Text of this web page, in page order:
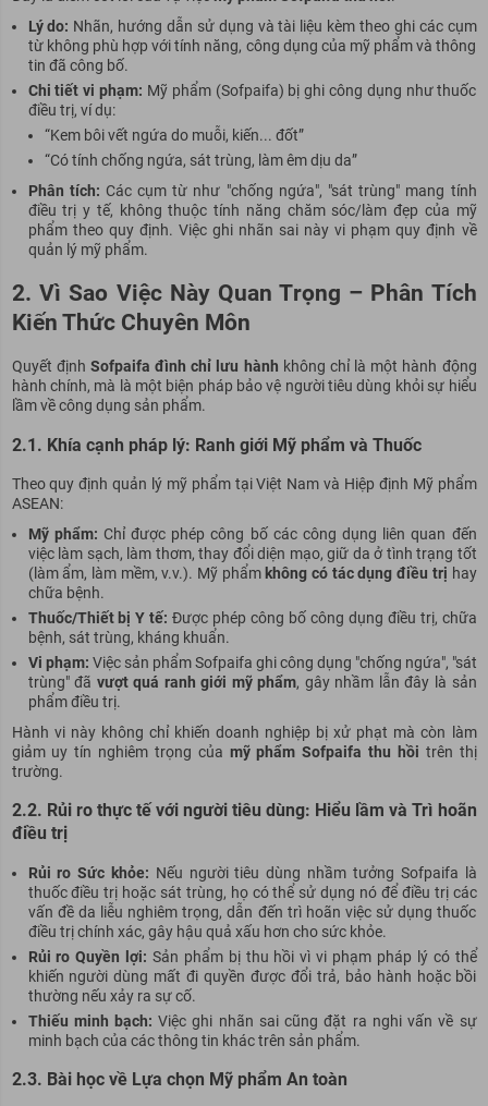
Lý do: Nhãn, hướng dẫn sử dụng và tài liệu kèm theo ghi các cụm
từ không phù hợp với tính năng, công dụng của mỹ phẩm và thông
tin đã công bố.
Chi tiết vi phạm: Mỹ phẩm (Sofpaifa) bị ghi công dụng như thuốc
điều trị, ví dụ:
“Kem bôi vết ngứa do muỗi, kiến... đốt”
“Có tính chống ngứa, sát trùng, làm êm dịu da”
Phân tích: Các cụm từ như "chống ngứa", "sát trùng" mang tính
điều trị y tế, không thuộc tính năng chăm sóc/làm đẹp của mỹ
phẩm theo quy định. Việc ghi nhãn sai này vi phạm quy định về
quản lý mỹ phẩm.
2. Vì Sao Việc Này Quan Trọng – Phân Tích
Kiến Thức Chuyên Môn
Quyết định Sofpaifa đình chỉ lưu hành không chỉ là một hành động
hành chính, mà là một biện pháp bảo vệ người tiêu dùng khỏi sự hiểu
lầm về công dụng sản phẩm.
2.1. Khía cạnh pháp lý: Ranh giới Mỹ phẩm và Thuốc
Theo quy định quản lý mỹ phẩm tại Việt Nam và Hiệp định Mỹ phẩm
ASEAN:
Mỹ phẩm: Chỉ được phép công bố các công dụng liên quan đến
việc làm sạch, làm thơm, thay đổi diện mạo, giữ da ở tình trạng tốt
(làm ẩm, làm mềm, v.v.). Mỹ phẩm không có tác dụng điều trị hay
chữa bệnh.
Thuốc/Thiết bị Y tế: Được phép công bố công dụng điều trị, chữa
bệnh, sát trùng, kháng khuẩn.
Vi phạm: Việc sản phẩm Sofpaifa ghi công dụng "chống ngứa", "sát
trùng" đã vượt quá ranh giới mỹ phẩm, gây nhầm lẫn đây là sản
phẩm điều trị.
Hành vi này không chỉ khiến doanh nghiệp bị xử phạt mà còn làm
giảm uy tín nghiêm trọng của mỹ phẩm Sofpaifa thu hồi trên thị
trường.
2.2. Rủi ro thực tế với người tiêu dùng: Hiểu lầm và Trì hoãn
điều trị
Rủi ro Sức khỏe: Nếu người tiêu dùng nhầm tưởng Sofpaifa là
thuốc điều trị hoặc sát trùng, họ có thể sử dụng nó để điều trị các
vấn đề da liễu nghiêm trọng, dẫn đến trì hoãn việc sử dụng thuốc
điều trị chính xác, gây hậu quả xấu hơn cho sức khỏe.
Rủi ro Quyền lợi: Sản phẩm bị thu hồi vì vi phạm pháp lý có thể
khiến người dùng mất đi quyền được đổi trả, bảo hành hoặc bồi
thường nếu xảy ra sự cố.
Thiếu minh bạch: Việc ghi nhãn sai cũng đặt ra nghi vấn về sự
minh bạch của các thông tin khác trên sản phẩm.
2.3. Bài học về Lựa chọn Mỹ phẩm An toàn